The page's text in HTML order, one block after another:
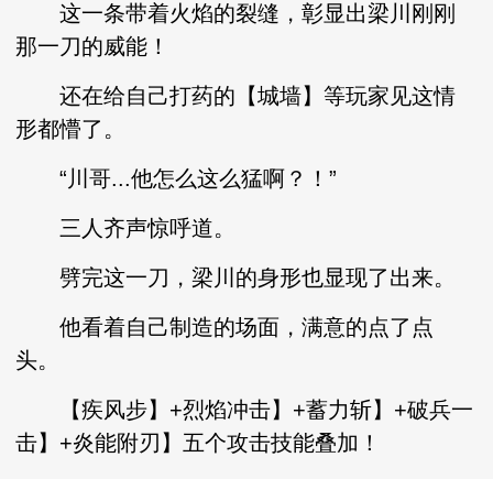
这一条带着火焰的裂缝，彰显出梁川刚刚
那一刀的威能！
还在给自己打药的【城墙】等玩家见这情
形都懵了。
“川哥...他怎么这么猛啊？！”
三人齐声惊呼道。
劈完这一刀，梁川的身形也显现了出来。
他看着自己制造的场面，满意的点了点
头。
【疾风步】+烈焰冲击】+蓄力斩】+破兵一
击】+炎能附刃】五个攻击技能叠加！